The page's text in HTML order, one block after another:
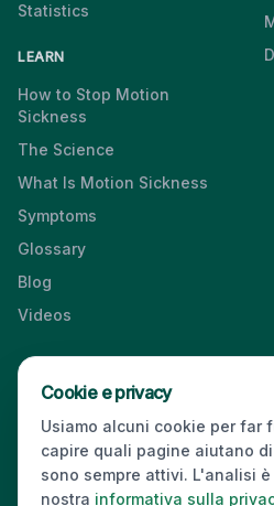
Statistics
LEARN
How to Stop Motion
Sickness
The Science
What Is Motion Sickness
Symptoms
Glossary
Blog
Videos
Press & Media Kit Contact Privacy
© 2026 Dizzout. All rights
Cookie e privacy
Usiamo alcuni cookie per far
capire quali pagine aiutano
sono sempre attivi. L'analisi
nostra informativa sulla